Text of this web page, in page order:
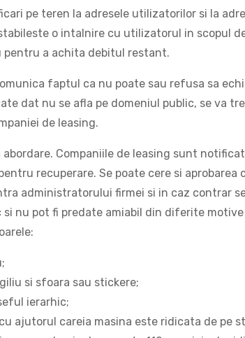
pe teren la adresele utilizatorilor si la
o intalnire cu utilizatorul in scopul
pentru a achita debitul restant.
faptul ca nu poate sau refusa sa
dat nu se afla pe domeniul public, se va
de leasing.
Companiile de leasing sunt
recuperare. Se poate cere si aprobarea
administratorului firmei si in caz contrar
nu pot fi predate amiabil din diferite
si sfoara sau stickere;
ierarhic;
ajutorul careia masina este ridicata de pe